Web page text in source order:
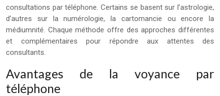
consultations par téléphone. Certains se basent sur l’astrologie,
d’autres sur la numérologie, la cartomancie ou encore la
médiumnité. Chaque méthode offre des approches différentes
et complémentaires pour répondre aux attentes des
consultants.
Avantages de la voyance par
téléphone